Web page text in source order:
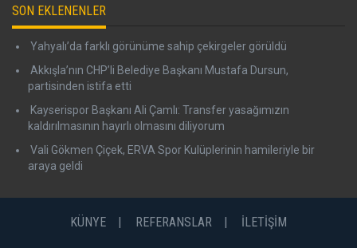
SON EKLENENLER
Yahyalı’da farklı görünüme sahip çekirgeler görüldü
Akkışla’nın CHP’li Belediye Başkanı Mustafa Dursun,
partisinden istifa etti
Kayserispor Başkanı Ali Çamlı: Transfer yasağımızın
kaldırılmasının hayırlı olmasını diliyorum
Vali Gökmen Çiçek, ERVA Spor Kulüplerinin hamileriyle bir
araya geldi
KÜNYE REFERANSLAR İLETİŞİM